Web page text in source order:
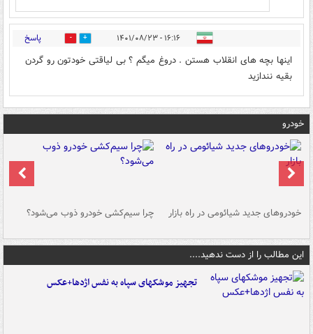
۱۶:۱۶ - ۱۴۰۱/۰۸/۲۳ 5 پاسخ
اینها بچه های انقلاب هستن . دروغ میگم ؟ بی لیاقتی خودتون رو گردن
بقیه نندازید
خودرو
خودروهای جدید شیائومی در راه بازار چرا سیم‌کشی خودرو ذوب می‌شود؟
این مطالب را از دست ندهید....
تجهیز موشکهای سپاه به نفس اژدها+عکس